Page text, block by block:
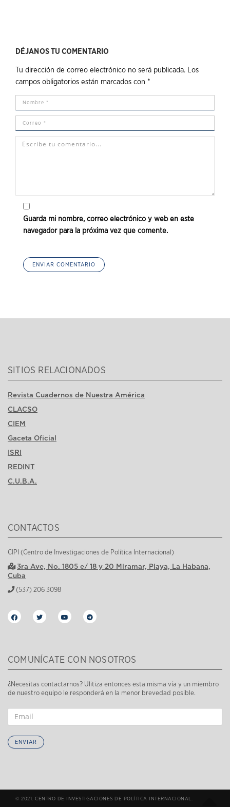
DÉJANOS TU COMENTARIO
Tu dirección de correo electrónico no será publicada.
Los
campos obligatorios están marcados con *
Guarda mi nombre, correo electrónico y web en este
navegador para la próxima vez que comente.
SITIOS RELACIONADOS
Revista Cuadernos de Nuestra América
CLACSO
CIEM
Gaceta Oficial
ISRI
REDINT
C.U.B.A.
CONTACTOS
CIPI (Centro de Investigaciones de Política Internacional)
3ra Ave, No. 1805 e/ 18 y 20 Miramar, Playa, La Habana,
Cuba
(537) 206 3098
COMUNÍCATE CON NOSOTROS
¿Necesitas contactarnos? Ulitiza entonces esta misma vía y un miembro
de nuestro equipo le responderá en la menor brevedad posible.
ENVIAR
© 2021. CENTRO DE INVESTIGACIONES DE POLÍTICA INTERNACIONAL.